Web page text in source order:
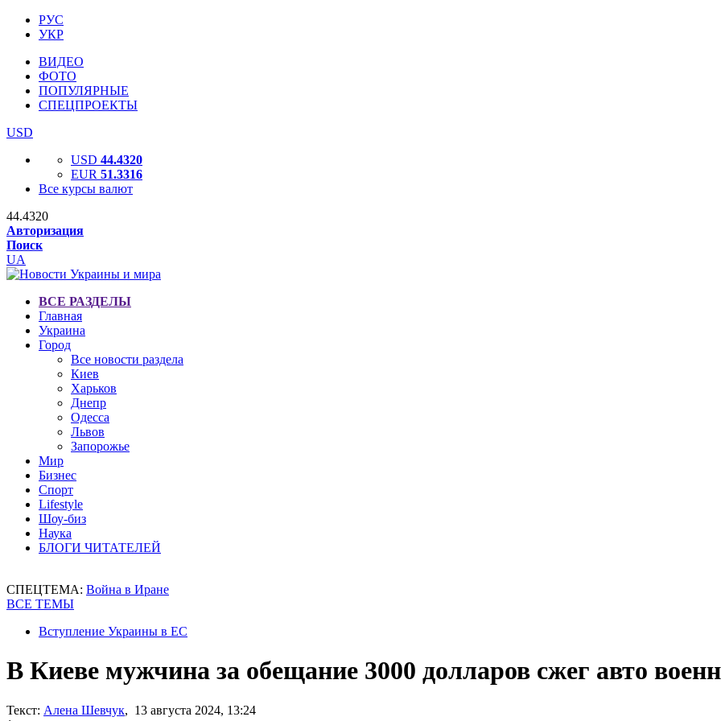
РУС
УКР
ВИДЕО
ФОТО
ПОПУЛЯРНЫЕ
СПЕЦПРОЕКТЫ
USD
USD 44.4320
EUR 51.3316
Все курсы валют
44.4320
Авторизация
Поиск
UA
ВСЕ РАЗДЕЛЫ
Главная
Украина
Город
Все новости раздела
Киев
Харьков
Днепр
Одесса
Львов
Запорожье
Мир
Бизнес
Спорт
Lifestyle
Шоу-биз
Наука
БЛОГИ ЧИТАТЕЛЕЙ
СПЕЦТЕМА: Война в Иране
ВСЕ ТЕМЫ
Вступление Украины в ЕС
В Киеве мужчина за обещание 3000 долларов сжег авто
Текст: Алена Шевчук, 13 августа 2024, 13:24